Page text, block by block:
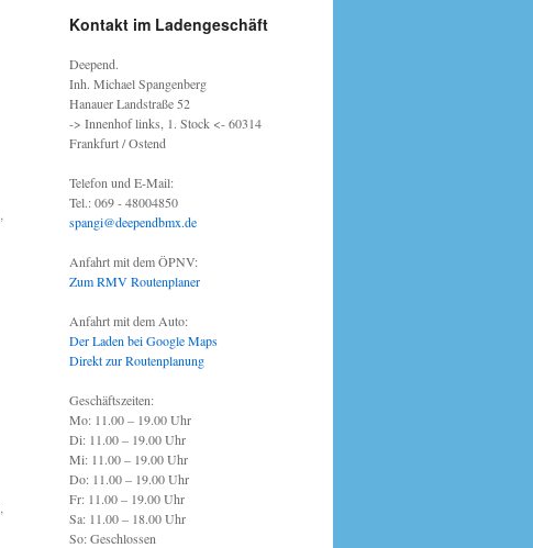
,
,
Kontakt im Ladengeschäft
Deepend.
Inh. Michael Spangenberg
Hanauer Landstraße 52
-> Innenhof links, 1. Stock <- 60314
Frankfurt / Ostend
Telefon und E-Mail:
Tel.: 069 - 48004850
spangi@deependbmx.de
Anfahrt mit dem ÖPNV:
Zum RMV Routenplaner
Anfahrt mit dem Auto:
Der Laden bei Google Maps
Direkt zur Routenplanung
Geschäftszeiten:
Mo: 11.00 – 19.00 Uhr
Di: 11.00 – 19.00 Uhr
Mi: 11.00 – 19.00 Uhr
Do: 11.00 – 19.00 Uhr
Fr: 11.00 – 19.00 Uhr
Sa: 11.00 – 18.00 Uhr
So: Geschlossen